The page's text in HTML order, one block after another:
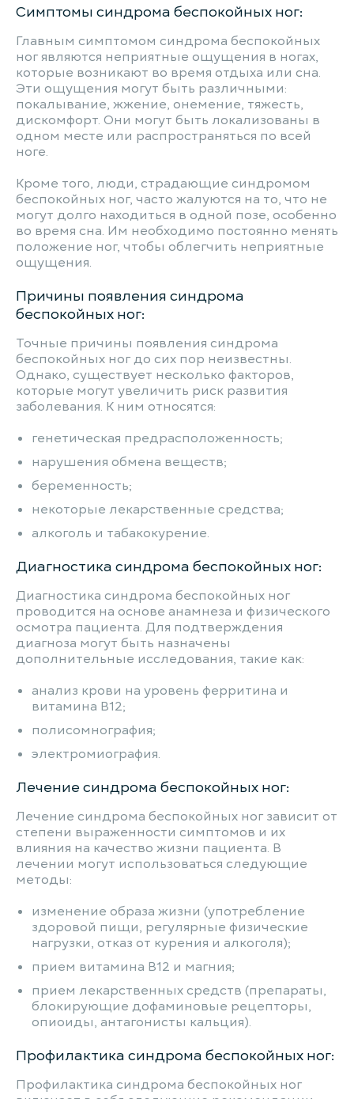
Симптомы синдрома беспокойных ног:
Главным симптомом синдрома беспокойных
ног являются неприятные ощущения в ногах,
которые возникают во время отдыха или сна.
Эти ощущения могут быть различными:
покалывание, жжение, онемение, тяжесть,
дискомфорт. Они могут быть локализованы в
одном месте или распространяться по всей
ноге.
Кроме того, люди, страдающие синдромом
беспокойных ног, часто жалуются на то, что не
могут долго находиться в одной позе, особенно
во время сна. Им необходимо постоянно менять
положение ног, чтобы облегчить неприятные
ощущения.
Причины появления синдрома
беспокойных ног:
Точные причины появления синдрома
беспокойных ног до сих пор неизвестны.
Однако, существует несколько факторов,
которые могут увеличить риск развития
заболевания. К ним относятся:
генетическая предрасположенность;
нарушения обмена веществ;
беременность;
некоторые лекарственные средства;
алкоголь и табакокурение.
Диагностика синдрома беспокойных ног:
Диагностика синдрома беспокойных ног
проводится на основе анамнеза и физического
осмотра пациента. Для подтверждения
диагноза могут быть назначены
дополнительные исследования, такие как:
анализ крови на уровень ферритинa и
витамина B12;
полисомнография;
электромиография.
Лечение синдрома беспокойных ног:
Лечение синдрома беспокойных ног зависит от
степени выраженности симптомов и их
влияния на качество жизни пациента. В
лечении могут использоваться следующие
методы:
изменение образа жизни (употребление
здоровой пищи, регулярные физические
нагрузки, отказ от курения и алкоголя);
прием витамина B12 и магния;
прием лекарственных средств (препараты,
блокирующие дофаминовые рецепторы,
опиоиды, антагонисты кальция).
Профилактика синдрома беспокойных ног:
Профилактика синдрома беспокойных ног